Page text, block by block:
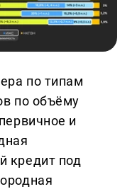
по типам
по объёму
и
кредит под